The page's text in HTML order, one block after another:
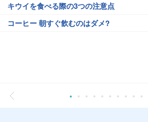
キウイを食べる際の3つの注意点
コーヒー 朝すぐ飲むのはダメ?